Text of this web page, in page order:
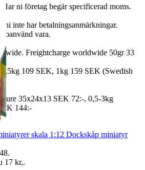
ni företag begär specificerad moms.
ni inte har betalningsanmärkningar.
oanvänd vara.
Freightcharge worldwide 50gr 33
109 SEK, 1kg 159 SEK (Swedish
35x24x13 SEK 72:-, 0,5-3kg
144:-
skala 1:12 Dockskåp miniatyr
.
17 kr,.